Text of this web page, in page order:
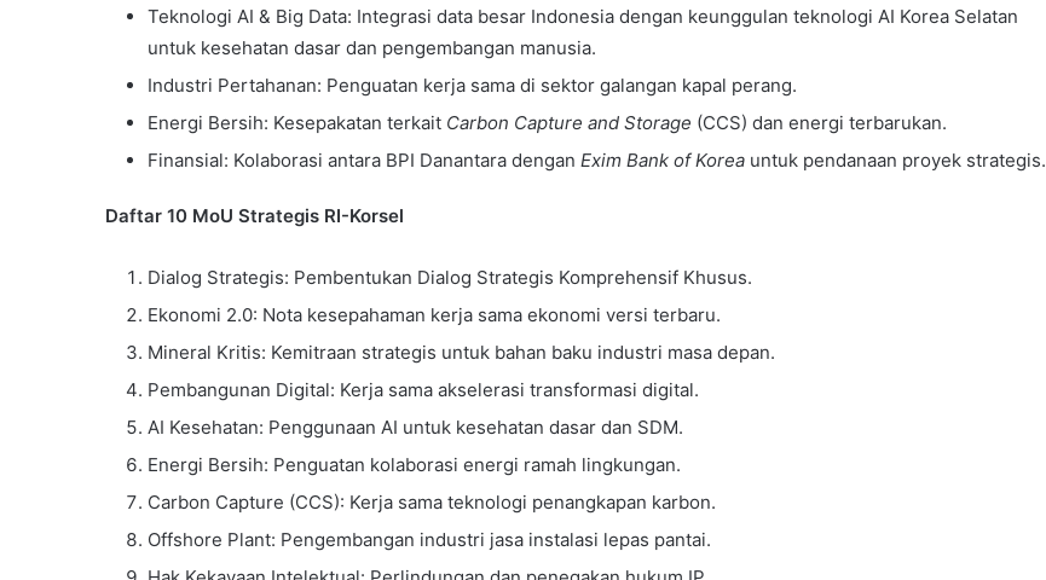
Teknologi AI & Big Data: Integrasi data besar Indonesia dengan keunggulan teknologi AI Korea Selatan
untuk kesehatan dasar dan pengembangan manusia.
Industri Pertahanan: Penguatan kerja sama di sektor galangan kapal perang.
Energi Bersih: Kesepakatan terkait Carbon Capture and Storage (CCS) dan energi terbarukan.
Finansial: Kolaborasi antara BPI Danantara dengan Exim Bank of Korea untuk pendanaan proyek strategis.
Daftar 10 MoU Strategis RI-Korsel
Dialog Strategis: Pembentukan Dialog Strategis Komprehensif Khusus.
Ekonomi 2.0: Nota kesepahaman kerja sama ekonomi versi terbaru.
Mineral Kritis: Kemitraan strategis untuk bahan baku industri masa depan.
Pembangunan Digital: Kerja sama akselerasi transformasi digital.
AI Kesehatan: Penggunaan AI untuk kesehatan dasar dan SDM.
Energi Bersih: Penguatan kolaborasi energi ramah lingkungan.
Carbon Capture (CCS): Kerja sama teknologi penangkapan karbon.
Offshore Plant: Pengembangan industri jasa instalasi lepas pantai.